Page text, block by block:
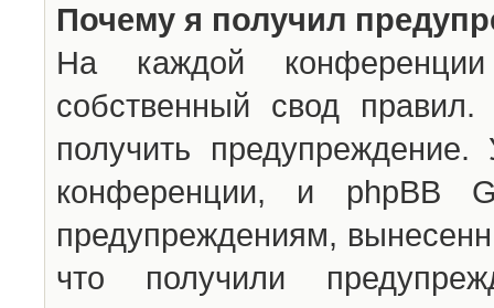
Почему я получил
На каждой конференции
собственный свод
получить
конференции, и phpBB
предупреждениям,
что получили